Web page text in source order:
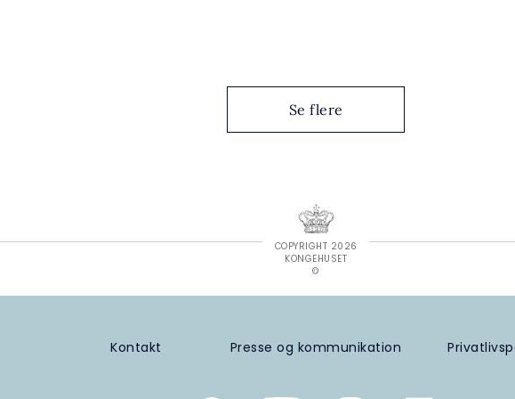
Se flere
COPYRIGHT 2026
KONGEHUSET
©
Kontakt Presse og kommunikation